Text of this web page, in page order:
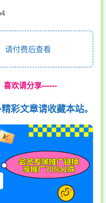
请付费后查看
喜欢请分享------
彩文章请收藏本站。